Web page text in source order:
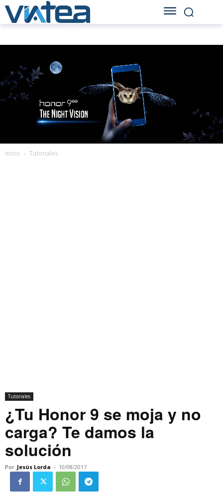
Inicio Tutoriales
Tutoriales
¿Tu Honor 9 se moja y no
carga? Te damos la
solución
Por Jesús Lorda - 10/08/2017